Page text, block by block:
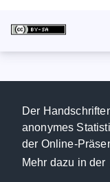
Der
anonymes
der Online-
Mehr dazu in der